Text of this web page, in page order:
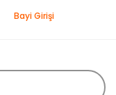
Bayi Girişi